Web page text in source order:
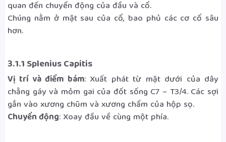
quan đến chuyển động của đầu và cổ.
Chúng nằm ở mặt sau của cổ, bao phủ các cơ cổ sâu
hơn.
3.1.1 Splenius Capitis
Vị trí và điểm bám: Xuất phát từ mặt dưới của dây
chằng gáy và mỏm gai của đốt sống C7 – T3/4. Các sợi
gắn vào xương chũm và xương chẩm của hộp sọ.
Chuyển động: Xoay đầu về cùng một phía.